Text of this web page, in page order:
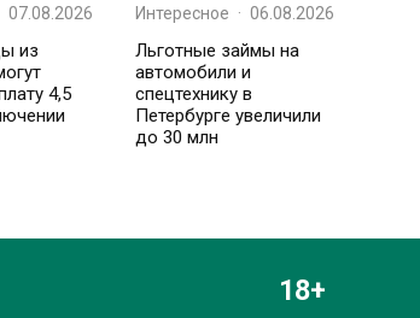
07.08.2026
из
4,5
Интересное · 06.08.2026
Льготные займы на
автомобили и
спецтехнику в
Петербурге увеличили
до 30 млн
18+